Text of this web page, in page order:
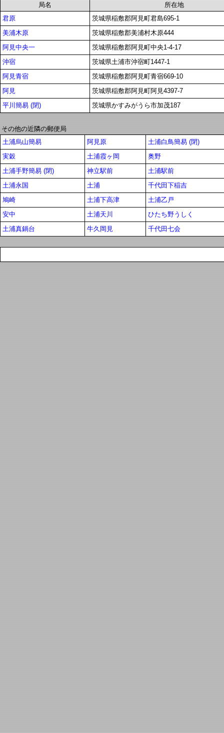
局名
所在地
君原
茨城県稲敷郡阿見町君島695-1
美浦木原
茨城県稲敷郡美浦村木原444
阿見中央一
茨城県稲敷郡阿見町中央1-4-17
沖宿
茨城県土浦市沖宿町1447-1
阿見青宿
茨城県稲敷郡阿見町青宿669-10
阿見
茨城県稲敷郡阿見町阿見4397-7
平川簡易 (閉)
茨城県かすみがうら市加茂187
その他の近隣の郵便局
土浦烏山簡易
阿見原
土浦白鳥簡易 (閉)
実穀
土浦霞ヶ岡
奥野
土浦手野簡易 (閉)
神立駅前
土浦駅前
土浦永国
土浦
千代田下稲吉
鳩崎
土浦下高津
土浦乙戸
安中
土浦天川
ひたち野うしく
土浦真鍋台
牛久岡見 千代田七会